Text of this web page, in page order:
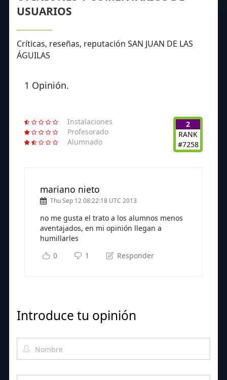
USUARIOS
Críticas, reseñas, reputación SAN JUAN DE LAS
ÁGUILAS
1 Opinión.
Instalaciones
Profesorado
Alumnado
2
RANK
#7258
mariano nieto
Thu Sep 12 08:22:18 UTC 2013
no me gusta el trato a los alumnos menos
aventajados, en mi opinión llegan a
humillarles
0
1 Responder
Introduce tu opinión